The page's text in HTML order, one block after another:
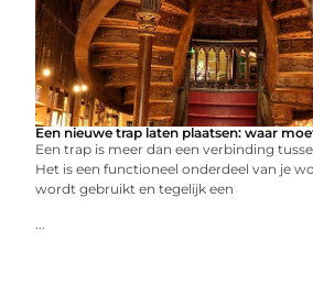
Een nieuwe trap laten plaatsen: waar
Een trap is meer dan een verbinding
Het is een functioneel onderdeel van je
wordt gebruikt en tegelijk een
...